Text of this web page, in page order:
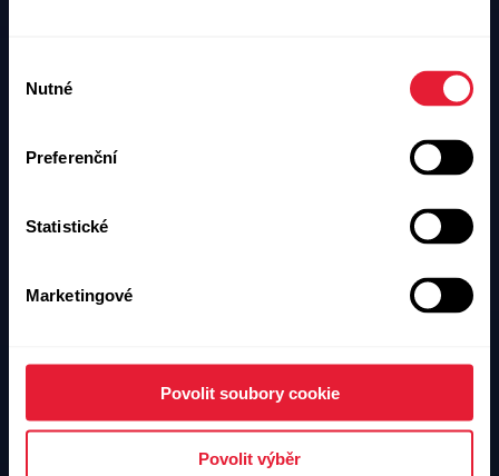
souhlasu
Nutné
Preferenční
Statistické
Marketingové
Povolit soubory cookie
Povolit výběr